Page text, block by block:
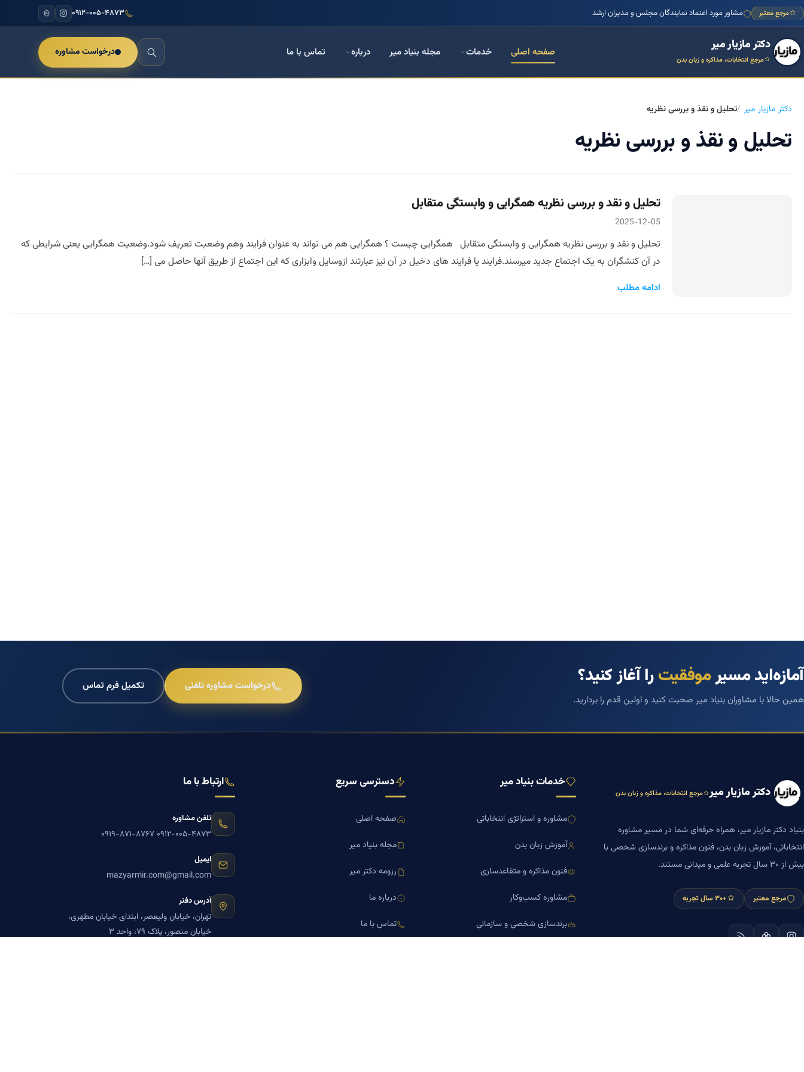
مرجع معتبر مشاور مورد اعتماد نمایندگان مجلس و مدیران ارشد ۰۹۱۲-۰۰۵-۴۸۷۳
دکتر مازیار میر
مرجع انتخابات، مذاکره و زبان بدن
صفحه اصلی خدمات مجله بنیاد میر درباره تماس با ما درخواست مشاوره
دکتر مازیار میر تحلیل و نقذ و بررسی نظریه
تحلیل و نقذ و بررسی نظریه
تحلیل و نقد و بررسی نظریه همگرایی و وابستگی متقابل
2025-12-05
تحلیل و نقد و بررسی نظریه همگرایی و وابستگی متقابل همگرایی چیست ؟ همگرایی هم می تواند به عنوان فرایند وهم وضعیت تعریف شود.وضعیت همگرایی یعنی شرایطی که
در آن کنشگران به یک اجتماع جدید میرسند.فرایند یا فرایند های دخیل در آن نیز عبارتند ازوسایل وابزاری که این اجتماع از طریق آنها حاصل می […]
ادامه مطلب
آمازه‌اید مسیرموفقیترا آغاز کنید؟
همین حالا با مشاوران بنیاد میر صحبت کنید و اولین قدم را بردارید.
درخواست مشاوره تلفنی تکمیل فرم تماس
دکتر مازیار میر مرجع انتخابات، مذاکره و زبان بدن
بنیاد دکتر مازیار میر، همراه حرفه‌ای شما در مسیر مشاوره
انتخاباتی، آموزش زبان بدن، فنون مذاکره و برندسازی شخصی با
بیش از ۳۰ سال تجربه علمی و میدانی مستند.
مرجع معتبر +۳۰ سال تجربه
خدمات بنیاد میر
مشاوره و استراتژی انتخاباتی
آموزش زبان بدن
فنون مذاکره و متقاعدسازی
مشاوره کسب‌وکار
برندسازی شخصی و سازمانی
دسترسی سریع
صفحه اصلی
مجله بنیاد میر
رزومه دکتر میر
درباره ما
تماس با ما
ارتباط با ما
تلفن مشاوره
۰۹۱۲-۰۰۵-۴۸۷۳ ۰۹۱۹-۸۷۱-۸۷۶۷
ایمیل
mazyarmir.com@gmail.com
آدرس دفتر
تهران، خیابان ولیعصر، ابتدای خیابان مطهری،
خیابان منصور، پلاک ۷۹، واحد ۳